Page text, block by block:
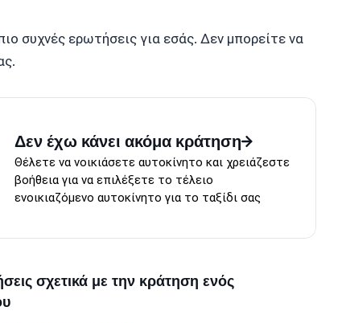
συχνές ερωτήσεις για εσάς. Δεν μπορείτε να
Δεν έχω κάνει ακόμα κράτηση
Θέλετε να νοικιάσετε αυτοκίνητο και χρειάζεστε
βοήθεια για να επιλέξετε το τέλειο
ενοικιαζόμενο αυτοκίνητο για το ταξίδι σας
σχετικά με την κράτηση ενός